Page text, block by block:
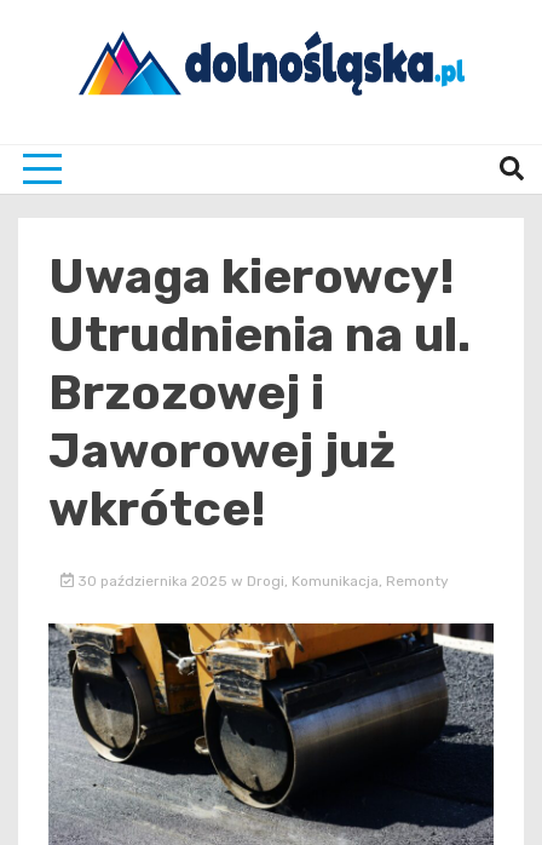
Uwaga kierowcy!
Utrudnienia na ul.
Brzozowej i
Jaworowej już
wkrótce!
30 października 2025 w Drogi Komunikacja Remonty